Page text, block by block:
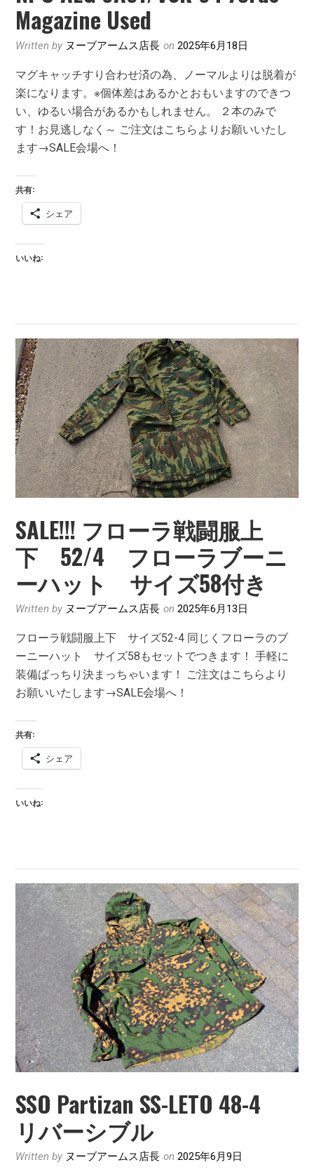
Magazine Used
Written by ヌーブアームス店長 on2025年6月18日
マグキャッチすり合わせ済の為、ノーマルよりは脱着が
楽になります。※個体差はあるかとおもいますのできつ
い、ゆるい場合があるかもしれません。 ２本のみで
す！お見逃しなく～ ご注文はこちらよりお願いいたし
ます→SALE会場へ！
共有:
シェア
いいね:
SALE!!! フローラ戦闘服上
下 52/4 フローラブーニ
ーハット サイズ58付き
Written by ヌーブアームス店長 on2025年6月13日
フローラ戦闘服上下 サイズ52-4 同じくフローラのブ
ーニーハット サイズ58もセットでつきます！ 手軽に
装備ばっちり決まっちゃいます！ ご注文はこちらより
お願いいたします→SALE会場へ！
共有:
シェア
いいね:
SSO Partizan SS-LETO 48-4
リバーシブル
Written by ヌーブアームス店長 on2025年6月9日